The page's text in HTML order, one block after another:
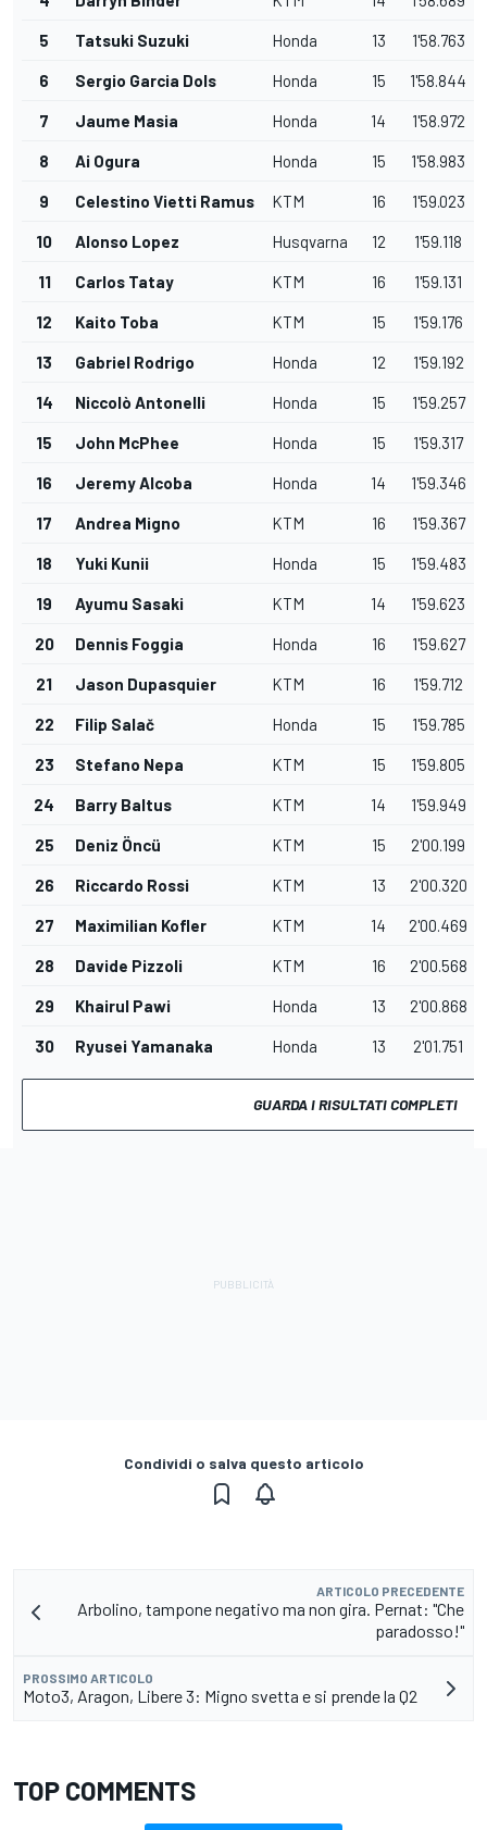
5 Tatsuki Suzuki Honda 13 1'58.763
6 Sergio Garcia Dols Honda 15 1'58.844
7 Jaume Masia Honda 14 1'58.972
8 Ai Ogura Honda 15 1'58.983
9 Celestino Vietti Ramus KTM 16 1'59.023
10 Alonso Lopez Husqvarna 12 1'59.118
11 Carlos Tatay KTM 16 1'59.131
12 Kaito Toba KTM 15 1'59.176
13 Gabriel Rodrigo Honda 12 1'59.192
14 Niccolò Antonelli Honda 15 1'59.257
15 John McPhee Honda 15 1'59.317
16 Jeremy Alcoba Honda 14 1'59.346
17 Andrea Migno KTM 16 1'59.367
18 Yuki Kunii Honda 15 1'59.483
19 Ayumu Sasaki KTM 14 1'59.623
20 Dennis Foggia Honda 16 1'59.627
21 Jason Dupasquier KTM 16 1'59.712
22 Filip Salač Honda 15 1'59.785
23 Stefano Nepa KTM 15 1'59.805
24 Barry Baltus KTM 14 1'59.949
25 Deniz Öncü KTM 15 2'00.199
26 Riccardo Rossi KTM 13 2'00.320
27 Maximilian Kofler KTM 14 2'00.469
28 Davide Pizzoli KTM 16 2'00.568
29 Khairul Pawi Honda 13 2'00.868
30 Ryusei Yamanaka Honda 13 2'01.751
GUARDA I RISULTATI COMPLETI
Condividi o salva questo articolo
ARTICOLO PRECEDENTE
Arbolino, tampone negativo ma non gira. Pernat: "Che
paradosso!"
PROSSIMO ARTICOLO
Moto3, Aragon, Libere 3: Migno svetta e si prende la Q2
TOP COMMENTS